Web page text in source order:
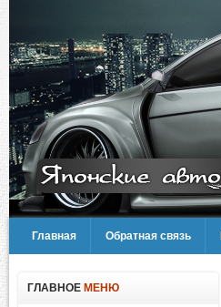
Главная Обратная связь
ГЛАВНОЕ МЕНЮ